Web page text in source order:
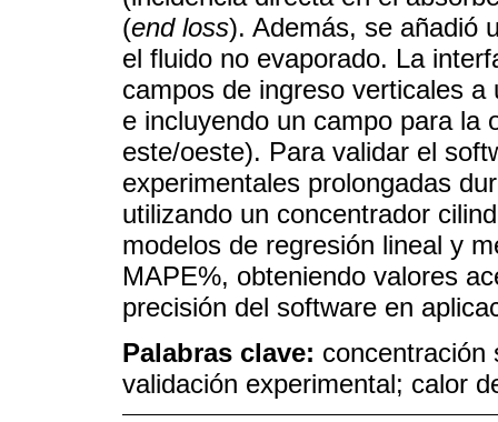
(end loss). Además, se añadió
el fluido no evaporado. La
campos de ingreso verticales
e incluyendo un campo para la
este/oeste). Para validar el
experimentales prolongadas
utilizando un concentrador
modelos de regresión lineal y
MAPE%, obteniendo valores
precisión del software en
Palabras clave: concentración
validación experimental; calor